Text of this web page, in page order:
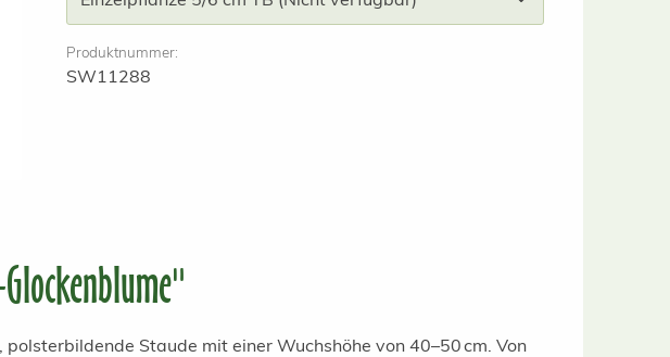
Produktnummer:
SW11288
Staude mit einer Wuchshöhe von 40–50 cm. Von